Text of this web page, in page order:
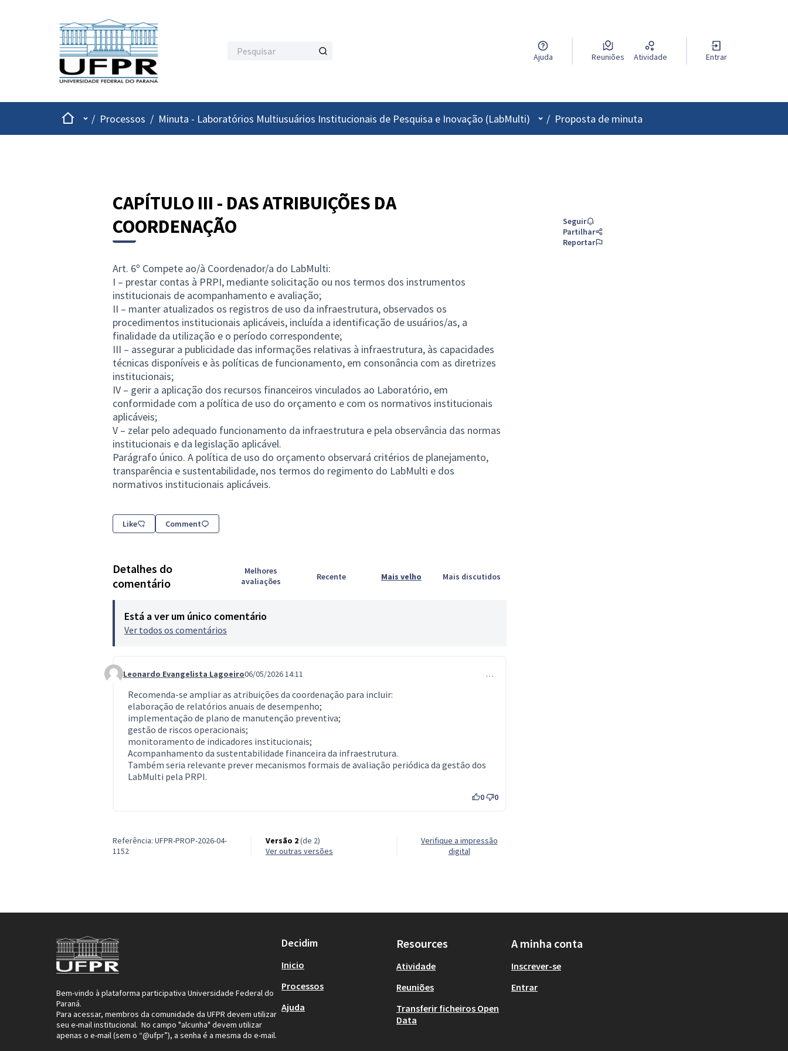
Ajuda Reuniões Atividade Entrar
InicioMenu principal
/ Processos / Minuta - Laboratórios Multiusuários Institucionais de Pesquisa e Inovação (LabMulti) Menu de utilizador
/ Proposta de minuta
CAPÍTULO III - DAS ATRIBUIÇÕES DA
COORDENAÇÃO
Art. 6º Compete ao/à Coordenador/a do LabMulti:
I – prestar contas à PRPI, mediante solicitação ou nos termos dos instrumentos
institucionais de acompanhamento e avaliação;
II – manter atualizados os registros de uso da infraestrutura, observados os
procedimentos institucionais aplicáveis, incluída a identificação de usuários/as, a
finalidade da utilização e o período correspondente;
III – assegurar a publicidade das informações relativas à infraestrutura, às capacidades
técnicas disponíveis e às políticas de funcionamento, em consonância com as diretrizes
institucionais;
IV – gerir a aplicação dos recursos financeiros vinculados ao Laboratório, em
conformidade com a política de uso do orçamento e com os normativos institucionais
aplicáveis;
V – zelar pelo adequado funcionamento da infraestrutura e pela observância das normas
institucionais e da legislação aplicável.
Parágrafo único. A política de uso do orçamento observará critérios de planejamento,
transparência e sustentabilidade, nos termos do regimento do LabMulti e dos
normativos institucionais aplicáveis.
Like Comment
Seguir
Partilhar
Reportar
Detalhes do
comentário
Melhores
avaliações
Recente Mais velho Mais discutidos
Está a ver um único comentário
Ver todos os comentários
Comment 1463
Leonardo Evangelista Lagoeiro06/05/2026 14:11 …
Recomenda-se ampliar as atribuições da coordenação para incluir:
elaboração de relatórios anuais de desempenho;
implementação de plano de manutenção preventiva;
gestão de riscos operacionais;
monitoramento de indicadores institucionais;
Acompanhamento da sustentabilidade financeira da infraestrutura.
Também seria relevante prever mecanismos formais de avaliação periódica da gestão dos
LabMulti pela PRPI.
0 0
Referência: UFPR-PROP-2026-04-
1152
Versão 2(de 2)
ver outras versões
Verifique a impressão
digital
Bem-vindo à plataforma participativa Universidade Federal do
Paraná.
Para acessar, membros da comunidade da UFPR devem utilizar
seu e-mail institucional. No campo "alcunha" devem utilizar
apenas o e-mail (sem o “@ufpr”), a senha é a mesma do e-mail.
Decidim
Inicio
Processos
Ajuda
Resources
Atividade
Reuniões
Transferir ficheiros Open
Data
A minha conta
Inscrever-se
Entrar